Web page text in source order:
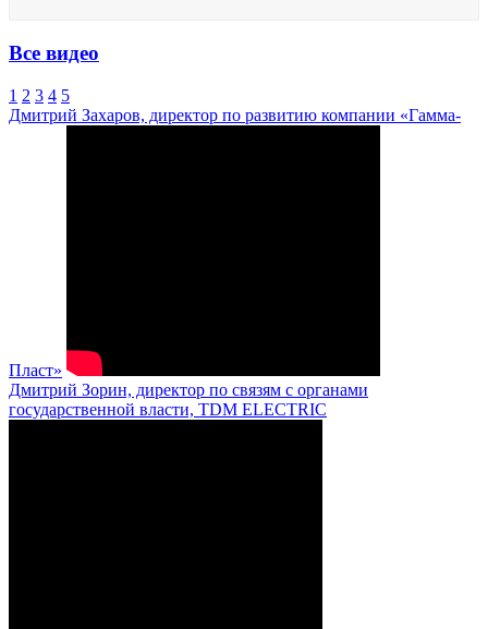
Все видео
1 2 3 4 5
Дмитрий Захаров, директор по развитию компании «Гамма-
Пласт»
Дмитрий Зорин, директор по связям с органами
государственной власти, TDM ELECTRIC